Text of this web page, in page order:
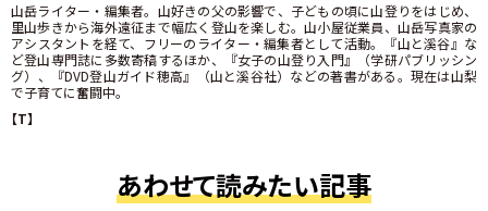
山岳ライター・編集者。山好きの父の影響で、子どもの頃に山登りをはじめ、
里山歩きから海外遠征まで幅広く登山を楽しむ。山小屋従業員、山岳写真家の
アシスタントを経て、フリーのライター・編集者として活動。『山と溪谷』な
ど登山専門誌に多数寄稿するほか、『女子の山登り入門』（学研パブリッシン
グ）、『DVD登山ガイド穂高』（山と溪谷社）などの著書がある。現在は山梨
で子育てに奮闘中。
【T】
あわせて読みたい記事